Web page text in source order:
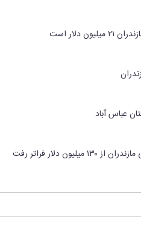
دلار است
دلار فراتر رفت